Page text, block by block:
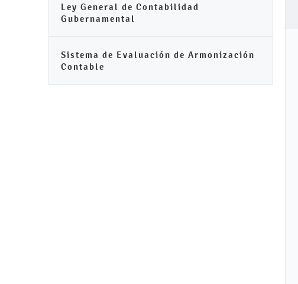
Ley General de Contabilidad
Gubernamental
Sistema de Evaluación de Armonización
Contable